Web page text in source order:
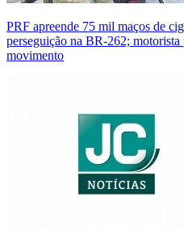
PRF apreende 75 mil maços de
perseguição na BR-262;
movimento